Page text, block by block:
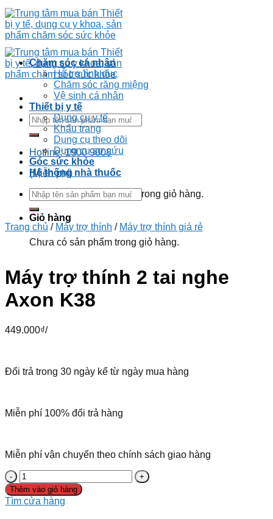
Hotline: 1900 9008
(Miễn phí)
Chưa có sản phẩm trong giỏ hàng.
Giỏ hàng
Chưa có sản phẩm trong giỏ hàng.
Chăm sóc cá nhân
Hỗ trợ tình dục
Chăm sóc răng miệng
Vệ sinh cá nhân
Thiết bị y tế
Dụng cụ y tế
Khẩu trang
Dụng cụ theo dõi
Dụng cụ sơ cứu
Góc sức khỏe
Hệ thống nhà thuốc
Trang chủ / Máy trợ thính / Máy trợ thính giá rẻ
Máy trợ thính 2 tai nghe
Axon K38
449.000₫/
Đổi trả trong 30 ngày kể từ ngày mua hàng
Miễn phí 100% đổi trả hàng
Miễn phí vận chuyển theo chính sách giao hàng
Thêm vào giỏ hàng
Tìm cửa hàng